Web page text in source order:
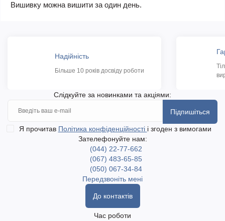
Вишивку можна вишити за один день.
Надійність
Більше 10 років досвіду роботи
Слідкуйте за новинками та акціями:
Підпишіться
Я прочитав Політика конфіденційності і згоден з вимогами
Зателефонуйте нам:
(044) 22-77-662
(067) 483-65-85
(050) 067-34-84
Передзвоніть мені
До контактів
Час роботи